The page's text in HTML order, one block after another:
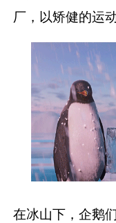
厂，以矫健的运
在冰山下，企鹅